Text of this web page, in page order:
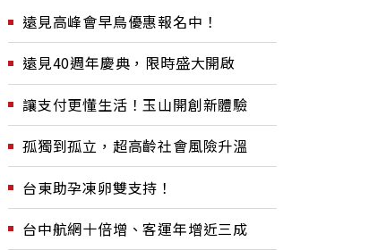
遠見高峰會早鳥優惠報名中！
遠見40週年慶典，限時盛大開啟
讓支付更懂生活！玉山開創新體驗
孤獨到孤立，超高齡社會風險升溫
台東助孕凍卵雙支持！
台中航網十倍增、客運年增近三成